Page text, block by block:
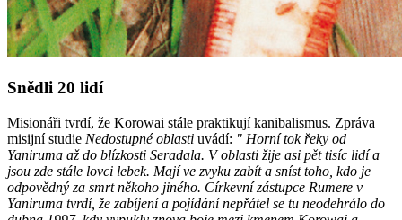
Snědli 20 lidí
Misionáři tvrdí, že Korowai stále praktikují kanibalismus. Zpráva
misijní studie Nedostupné oblasti uvádí: " Horní tok řeky od
Yaniruma až do blízkosti Seradala. V oblasti žije asi pět tisíc lidí a
jsou zde stále lovci lebek. Mají ve zvyku zabít a sníst toho, kdo je
odpovědný za smrt někoho jiného. Církevní zástupce Rumere v
Yaniruma tvrdí, že zabíjení a pojídání nepřátel se tu neodehrálo do